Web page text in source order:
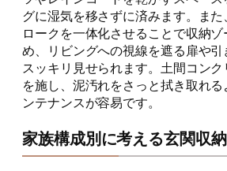
グに湿気を移さずに済みます。ま
ロークを一体化させることで収納
め、リビングへの視線を遮る扉や
スッキリ見せられます。土間コン
を施し、泥汚れをさっと拭き取れ
ンテナンスが容易です。
家族構成別に考える玄関収